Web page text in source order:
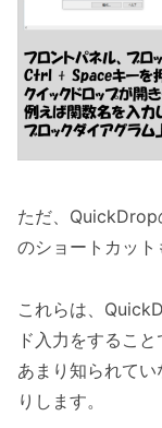
ただ、QuickDrop
のショートカット
これらは、
ド入力をするこ
あまり知られて
りします。